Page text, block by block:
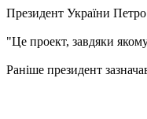
Президент України
"Це проект, завдяки
Раніше президент